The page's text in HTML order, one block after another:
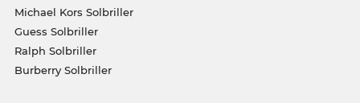
Michael Kors Solbriller
Guess Solbriller
Ralph Solbriller
Burberry Solbriller